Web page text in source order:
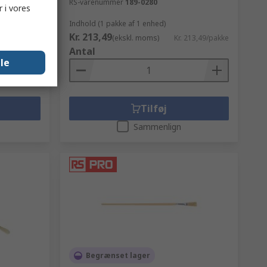
RS-varenummer 189-0280
Indhold (1 pakke af 1 enhed)
Kr. 213,49(ekskl. moms) Kr. 213,49/pakke
Antal
Tilføj
Sammenlign
Begrænset lager
i vores